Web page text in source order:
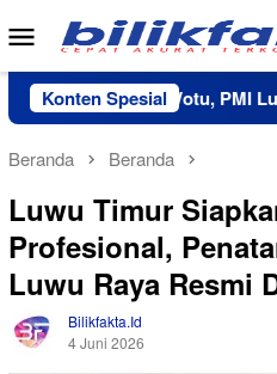
Loncat
ke
konten
Menu
Mobile
Konten Spesial
Sama RS Wotu, PMI Luwu
Beranda Beranda
Luwu Timur
Profesional,
Luwu Raya Resmi
Bilikfakta.id
4 Juni 2026